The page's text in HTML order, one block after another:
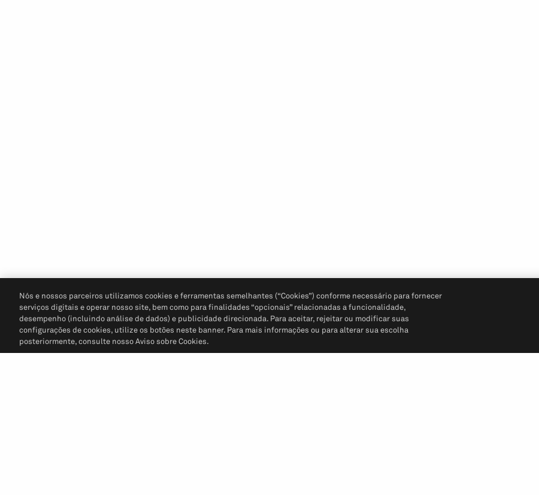
Nós e nossos parceiros utilizamos cookies e ferramentas semelhantes (“Cookies”) conforme necessário para fornecer
serviços digitais e operar nosso site, bem como para finalidades “opcionais” relacionadas a funcionalidade,
desempenho (incluindo análise de dados) e publicidade direcionada. Para aceitar, rejeitar ou modificar suas
configurações de cookies, utilize os botões neste banner. Para mais informações ou para alterar sua escolha
posteriormente, consulte nosso Aviso sobre Cookies.